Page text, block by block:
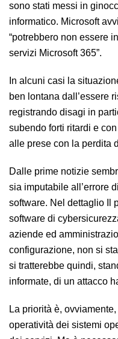
sono stati messi in
informatico. Microsoft
“potrebbero non essere
servizi Microsoft 365”.
In alcuni casi la
ben lontana dall’essere
registrando disagi in
subendo forti ritardi e
alle prese con la perdita
Dalle prime notizie
sia imputabile all’errore
software. Nel dettaglio Il
software di
aziende ed
configurazione, non si
si tratterebbe quindi,
informate, di un attacco
La priorità è,
operatività dei sistemi